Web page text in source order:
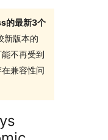
的最新3个
新版本的
不再受到
兼容性问